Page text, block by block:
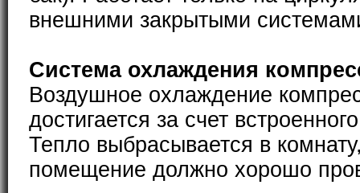
внешними закрытыми
Система охлаждения
Воздушное охлаждение
достигается за счет
Тепло выбрасывается в
помещение должно хорошо